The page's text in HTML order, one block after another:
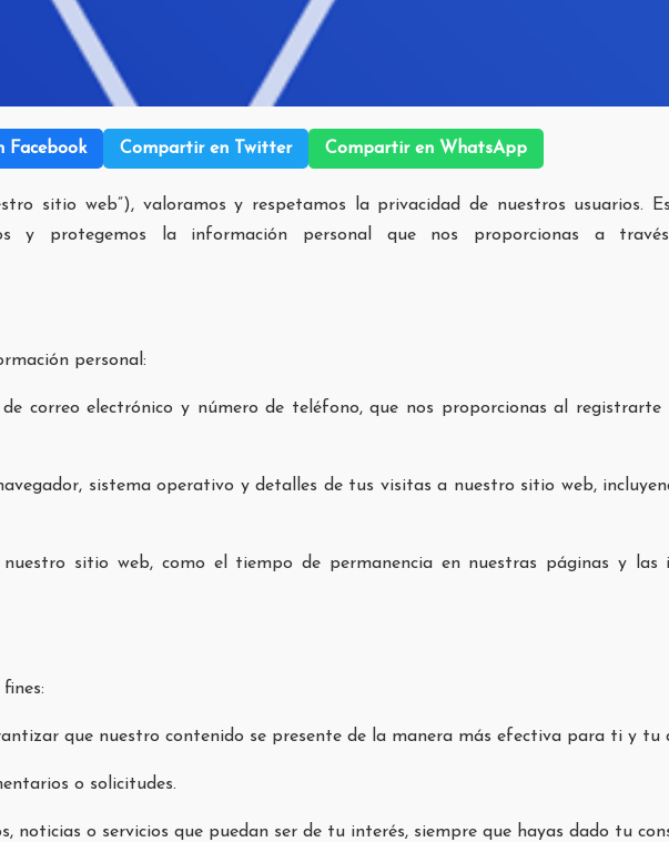
Facebook Compartir en Twitter Compartir en WhatsApp
sitio web”), valoramos y respetamos la privacidad de nuestros usuarios.
y protegemos la información personal que nos proporcionas a
personal:
correo electrónico y número de teléfono, que nos proporcionas al
sistema operativo y detalles de tus visitas a nuestro sitio web,
sitio web, como el tiempo de permanencia en nuestras páginas y las
que nuestro contenido se presente de la manera más efectiva para ti y tu
o solicitudes.
noticias o servicios que puedan ser de tu interés, siempre que hayas dado tu